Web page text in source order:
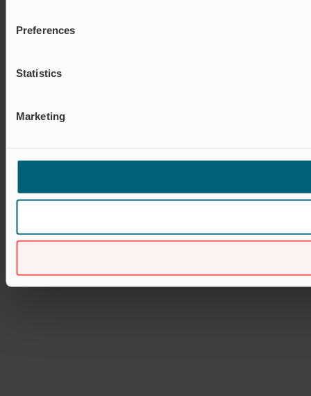
Preferences
Statistics
Marketing